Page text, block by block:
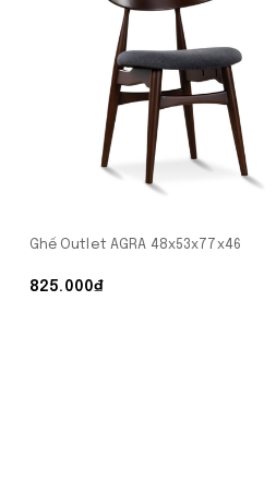
Ghế Outlet AGRA 48x53x77x46
825.000₫